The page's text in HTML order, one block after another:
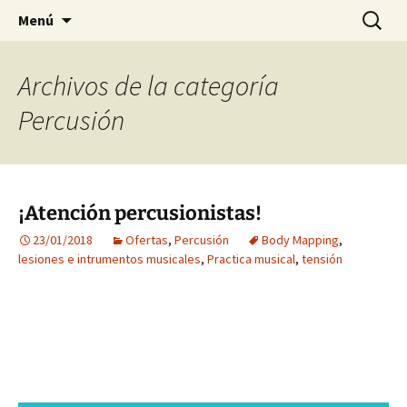
Body Map Studio
Preventing injuries in musicians.
Menú Buscar:
Archivos de la categoría
Percusión
¡Atención percusionistas!
23/01/2018 Ofertas, Percusión Body Mapping,
lesiones e intrumentos musicales, Practica musical, tensión